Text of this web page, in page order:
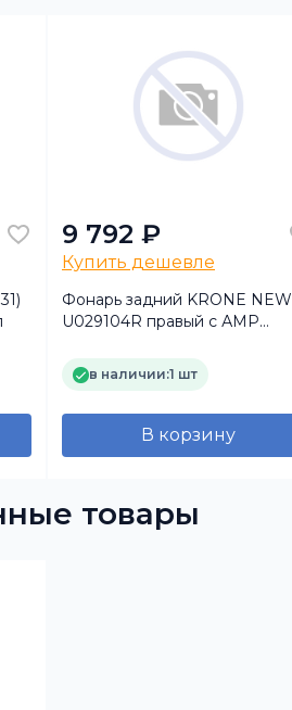
9 792 ₽
Купить дешевле
Фонарь задний KRONE NEW
U029104R правый с АМР
диодный (Т.А.С.)
в наличии:1 шт
В корзину
товары